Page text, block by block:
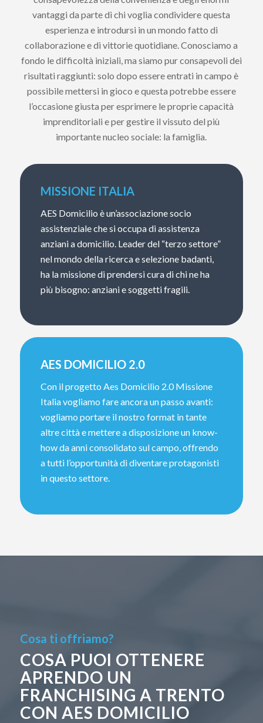
vantaggi da parte di chi voglia condividere questa
esperienza e introdursi in un mondo fatto di
collaborazione e di vittorie quotidiane. Conosciamo a
fondo le difficoltà iniziali, ma siamo pur consapevoli dei
risultati raggiunti: solo dopo essere entrati in campo è
possibile mettersi in gioco e questa potrebbe essere
l’occasione giusta per esprimere le proprie capacità
imprenditoriali e per gestire il vissuto del più
importante nucleo sociale: la famiglia.
MISSIONE ITALIA
AES Domicilio è un’associazione socio
assistenziale che si occupa di assistenza
anziani a domicilio. Leader del “terzo settore”
nel mondo della ricerca e selezione badanti,
ha la missione di prendersi cura di chi ne ha
più bisogno: anziani e soggetti fragili.
AES DOMICILIO 2.0
Con il progetto Aes Domicilio 2.0 Missione
Italia vogliamo fare ancora un passo avanti:
vogliamo portare il nostro format in tante
altre città e mettere a disposizione un know-
how da anni consolidato sul campo, offrendo
a tutti l’opportunità di diventare protagonisti
in questo settore.
Cosa ti offriamo?
COSA PUOI OTTENERE
APRENDO UN
FRANCHISING A TRENTO
CON AES DOMICILIO